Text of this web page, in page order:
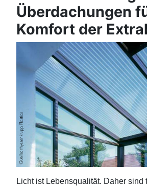
Überdachungen
Komfort der
Licht ist Lebensqualität. Daher sind